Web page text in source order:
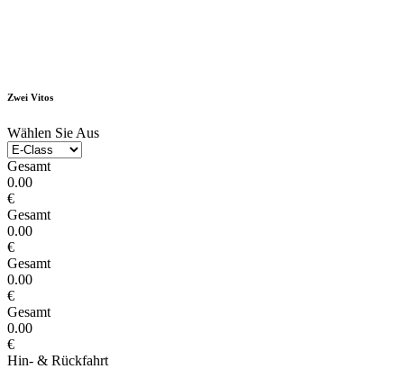
Zwei Vitos
Wählen Sie Aus
Gesamt
0.00
€
Gesamt
0.00
€
Gesamt
0.00
€
Gesamt
0.00
€
Hin- & Rückfahrt